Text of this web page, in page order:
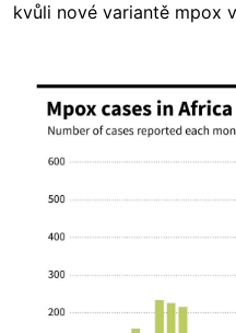
kvůli nové variantě mpox
Image